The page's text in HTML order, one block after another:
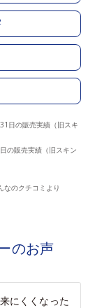
日の販売実績（旧スキ
の販売実績（旧スキン
なのクチコミより
のお声
にくくなった